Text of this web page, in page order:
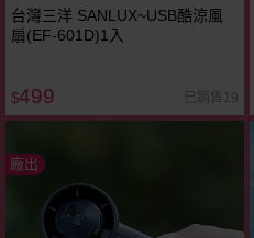
台灣三洋 SANLUX~USB酷涼風
扇(EF-601D)1入
$499 已銷售19
廠出